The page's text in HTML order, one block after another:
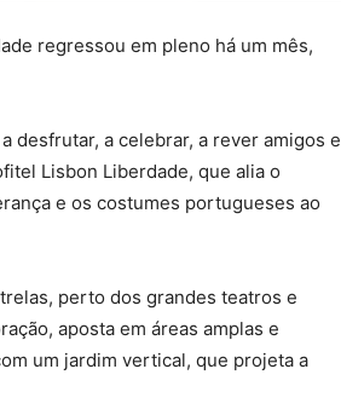
regressou em pleno há um mês,
desfrutar, a celebrar, a rever amigos e
Lisbon Liberdade, que alia o
e os costumes portugueses ao
perto dos grandes teatros e
aposta em áreas amplas e
um jardim vertical, que projeta a